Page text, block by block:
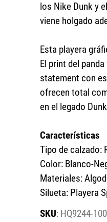
los Nike Dunk y
viene holgado
Esta playera
El print del
statement con
ofrecen total
en el legado
Características
Tipo de calzado:
Color: Blanco-
Materiales:
Silueta: Playera
: HQ9244-100